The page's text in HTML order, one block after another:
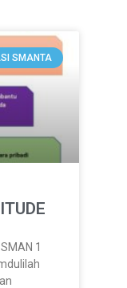
SMANTA
1